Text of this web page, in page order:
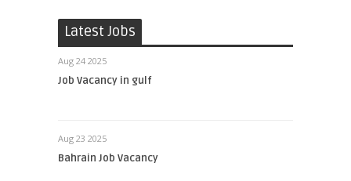
Latest Jobs
Aug 24 2025
Job Vacancy in gulf
Aug 23 2025
Bahrain Job Vacancy